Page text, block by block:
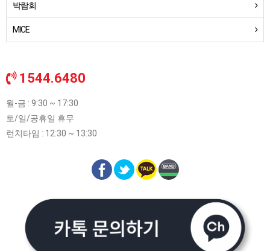
박람회
MICE
1544.6480
월-금 : 9:30 ~ 17:30
토/일/공휴일 휴무
런치타임 : 12:30 ~ 13:30